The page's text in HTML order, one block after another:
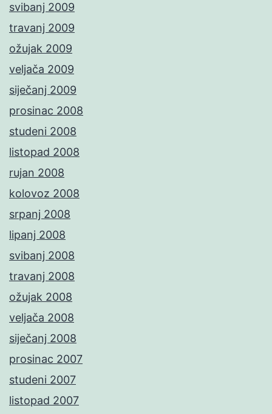
svibanj 2009
travanj 2009
ožujak 2009
veljača 2009
siječanj 2009
prosinac 2008
studeni 2008
listopad 2008
rujan 2008
kolovoz 2008
srpanj 2008
lipanj 2008
svibanj 2008
travanj 2008
ožujak 2008
veljača 2008
siječanj 2008
prosinac 2007
studeni 2007
listopad 2007